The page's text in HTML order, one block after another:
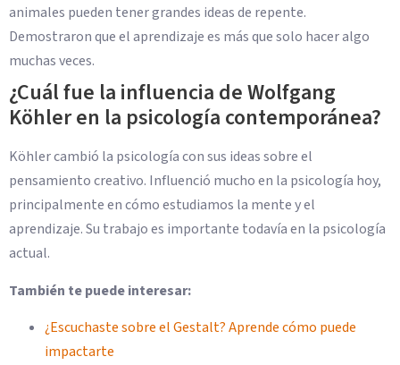
animales pueden tener grandes ideas de repente.
Demostraron que el aprendizaje es más que solo hacer algo
muchas veces.
¿Cuál fue la influencia de Wolfgang
Köhler en la psicología contemporánea?
Köhler cambió la psicología con sus ideas sobre el
pensamiento creativo. Influenció mucho en la psicología hoy,
principalmente en cómo estudiamos la mente y el
aprendizaje. Su trabajo es importante todavía en la psicología
actual.
También te puede interesar:
¿Escuchaste sobre el Gestalt? Aprende cómo puede
impactarte